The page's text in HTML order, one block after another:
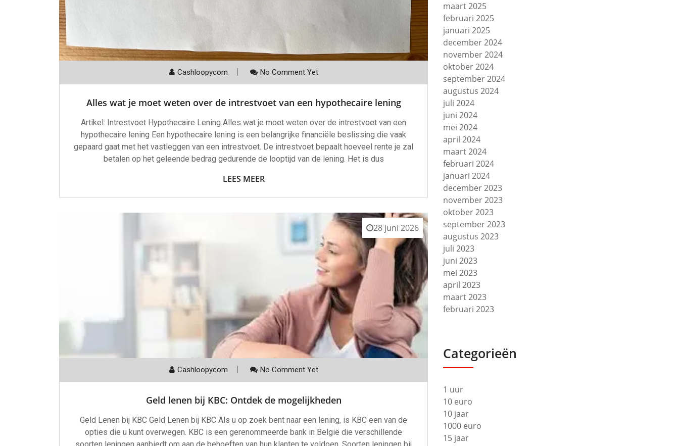
Cashloopycom No Comment Yet
Alles wat je moet weten over de intrestvoet van een hypothecaire lening
Artikel: Intrestvoet Hypothecaire Lening Alles wat je moet weten over de intrestvoet van een
hypothecaire lening Een hypothecaire lening is een belangrijke financiële beslissing die vaak
gepaard gaat met het vastleggen van een intrestvoet. De intrestvoet bepaalt hoeveel rente je zal
betalen op het geleende bedrag gedurende de looptijd van de lening. Het is dus
LEES MEER
28 juni 2026
Cashloopycom No Comment Yet
Geld lenen bij KBC: Ontdek de mogelijkheden
Geld Lenen bij KBC Geld Lenen bij KBC Als u op zoek bent naar een lening, is KBC een van de
opties die u kunt overwegen. KBC is een gerenommeerde bank in België die verschillende
maart 2025
februari 2025
januari 2025
december 2024
november 2024
oktober 2024
september 2024
augustus 2024
juli 2024
juni 2024
mei 2024
april 2024
maart 2024
februari 2024
januari 2024
december 2023
november 2023
oktober 2023
september 2023
augustus 2023
juli 2023
juni 2023
mei 2023
april 2023
maart 2023
februari 2023
Categorieën
1 uur
10 euro
10 jaar
1000 euro
15 jaar